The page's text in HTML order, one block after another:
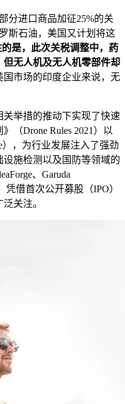
分进口商品加征25%的关
斯石油，美国又计划将这
是，此次关税调整中，药
无人机及无人机零部件却
国市场的印度企业来说，无
举措的推动下实现了快速
（Drone Rules 2021）以
），为行业发展注入了强劲
施检测以及国防等领域的
、Garuda
凭借首次公开募股（IPO）
关注。